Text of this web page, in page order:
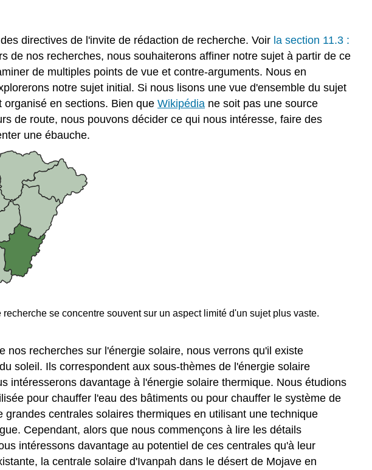
ciblé
Élaboration
d'une
question
de
recherche
Exercice
directives de l'invite de rédaction de recherche. Voir la section 11.3 :
de nos recherches, nous souhaiterons affiner notre sujet à partir de ce
de multiples points de vue et contre-arguments. Nous en
notre sujet initial. Si nous lisons une vue d'ensemble du sujet
en sections. Bien que Wikipédia ne soit pas une source
de route, nous pouvons décider ce qui nous intéresse, faire des
une ébauche.
se concentre souvent sur un aspect limité d'un sujet plus vaste.
recherches sur l'énergie solaire, nous verrons qu'il existe
soleil. Ils correspondent aux sous-thèmes de l'énergie solaire
intéresserons davantage à l'énergie solaire thermique. Nous étudions
pour chauffer l'eau des bâtiments ou pour chauffer le système de
centrales solaires thermiques en utilisant une technique
Cependant, alors que nous commençons à lire les détails
intéressons davantage au potentiel de ces centrales qu'à leur
la centrale solaire d'Ivanpah dans le désert de Mojave en